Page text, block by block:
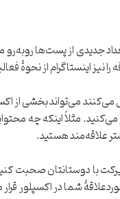
جدیدی از پست‌ها
نیز اینستاگرام از نحوۀ
می‌تواند بخشی
مثلاً اینکه چه
علاقه‌مند هستید.
با دوستانتان صحبت
شما در اکسپلور